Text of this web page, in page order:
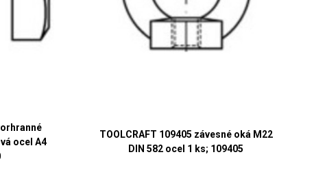
ocel A4
TOOLCRAFT 109405 závesné oká M22
DIN 582 ocel 1 ks; 109405